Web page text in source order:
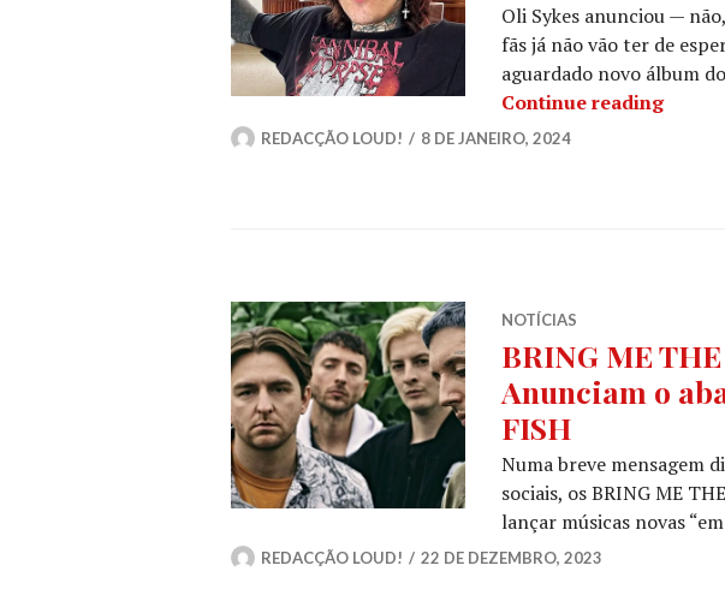
Oli Sykes anunciou —
fãs já não vão ter de
aguardado novo álbum
Continue reading
REDACÇÃO LOUD! 8 DE JANEIRO, 2024
NOTÍCIAS
BRING ME
Anunciam o
FISH
Numa breve mensagem
sociais, os BRING ME
lançar músicas novas
REDACÇÃO LOUD! 22 DE DEZEMBRO, 2023